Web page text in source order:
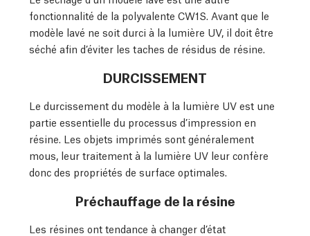
fonctionnalité de la polyvalente CW1S. Avant que le
modèle lavé ne soit durci à la lumière UV, il doit être
séché afin d’éviter les taches de résidus de résine.
DURCISSEMENT
Le durcissement du modèle à la lumière UV est une
partie essentielle du processus d’impression en
résine. Les objets imprimés sont généralement
mous, leur traitement à la lumière UV leur confère
donc des propriétés de surface optimales.
Préchauffage de la résine
Les résines ont tendance à changer d’état